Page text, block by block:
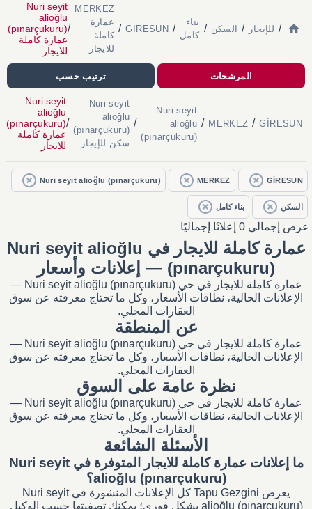
/ للإيجار / السكن /
بناء
كامل
/
GİRESUN
/
MERKEZ
عمارة
كاملة
للايجار
/
Nuri seyit
alioğlu
(pınarçukuru)
عمارة كاملة
للايجار
المرشحات ترتيب حسب
GİRESUN
/
MERKEZ
/
Nuri seyit
alioğlu
(pınarçukuru)
/
Nuri seyit
alioğlu
(pınarçukuru)
سكن للإيجار
/
Nuri seyit
alioğlu
(pınarçukuru)
عمارة كاملة
للايجار
GİRESUN
MERKEZ
Nuri seyit alioğlu (pınarçukuru)
السكن بناء كامل
عرض إجمالي 0 إعلانًا إجماليًا
عمارة كاملة للايجار في Nuri seyit alioğlu
(pınarçukuru) — إعلانات وأسعار
عمارة كاملة للايجار في حي Nuri seyit alioğlu (pınarçukuru) —
الإعلانات الحالية، نطاقات الأسعار، وكل ما تحتاج معرفته عن سوق
العقارات المحلي.
عن المنطقة
عمارة كاملة للايجار في حي Nuri seyit alioğlu (pınarçukuru) —
الإعلانات الحالية، نطاقات الأسعار، وكل ما تحتاج معرفته عن سوق
العقارات المحلي.
نظرة عامة على السوق
عمارة كاملة للايجار في حي Nuri seyit alioğlu (pınarçukuru) —
الإعلانات الحالية، نطاقات الأسعار، وكل ما تحتاج معرفته عن سوق
العقارات المحلي.
الأسئلة الشائعة
ما إعلانات عمارة كاملة للايجار المتوفرة في Nuri seyit
alioğlu (pınarçukuru)؟
يعرض Tapu Gezgini كل الإعلانات المنشورة في Nuri seyit
alioğlu (pınarçukuru) بشكل فوري؛ يمكنك تصفيتها حسب الوكيل